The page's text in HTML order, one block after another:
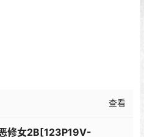
查看
修女2B[123P19V-